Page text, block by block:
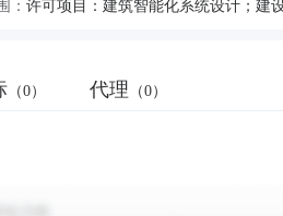
：
（0） 代理 （0）